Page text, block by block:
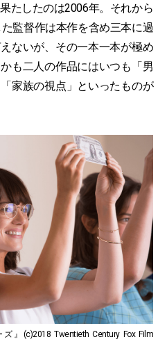
たしたのは2006年。それから
監督作は本作を含め三本に過
ないが、その一本一本が極め
も二人の作品にはいつも「男
家族の視点」といったものが
』(c)2018 Twentieth Century Fox Film